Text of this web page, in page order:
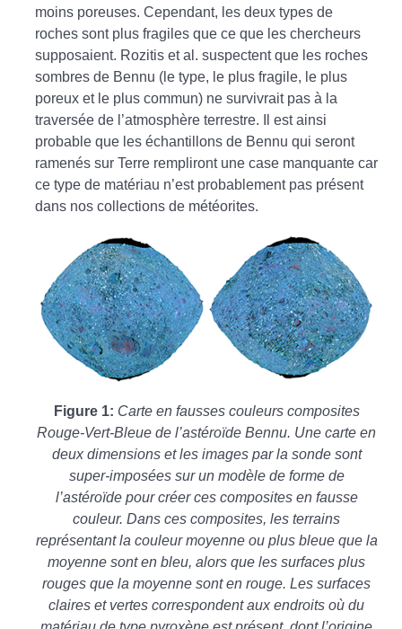
moins poreuses. Cependant, les deux types de
roches sont plus fragiles que ce que les chercheurs
supposaient. Rozitis et al. suspectent que les roches
sombres de Bennu (le type, le plus fragile, le plus
poreux et le plus commun) ne survivrait pas à la
traversée de l’atmosphère terrestre. Il est ainsi
probable que les échantillons de Bennu qui seront
ramenés sur Terre rempliront une case manquante car
ce type de matériau n’est probablement pas présent
dans nos collections de météorites.
Figure 1: Carte en fausses couleurs composites
Rouge-Vert-Bleue de l’astéroïde Bennu. Une carte en
deux dimensions et les images par la sonde sont
super-imposées sur un modèle de forme de
l’astéroïde pour créer ces composites en fausse
couleur. Dans ces composites, les terrains
représentant la couleur moyenne ou plus bleue que la
moyenne sont en bleu, alors que les surfaces plus
rouges que la moyenne sont en rouge. Les surfaces
claires et vertes correspondent aux endroits où du